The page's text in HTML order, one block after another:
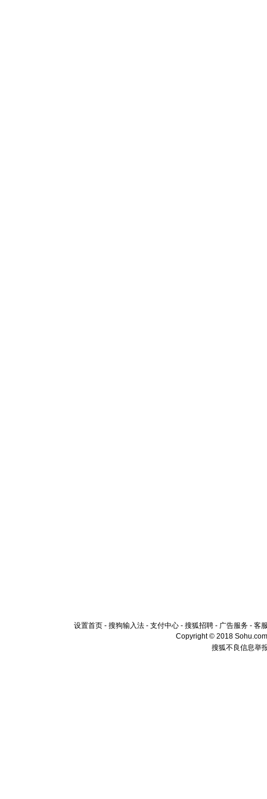
设置首页 - 搜狗输入法 - 支付中心 - 搜狐招聘 - 广告服务 - 客
Copyright © 2018
搜狐不良信息举